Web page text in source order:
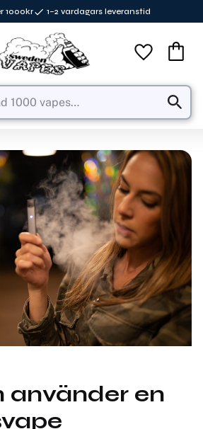
1000kr 1–2 vardagars leveranstid
Favoriter
använder en